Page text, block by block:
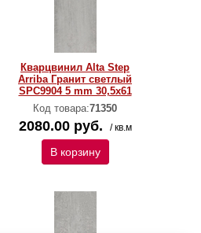
Кварцвинил Alta Step
Arriba Гранит светлый
SPC9904 5 mm 30,5х61
Код товара:71350
2080.00 руб. / кв.м
В корзину